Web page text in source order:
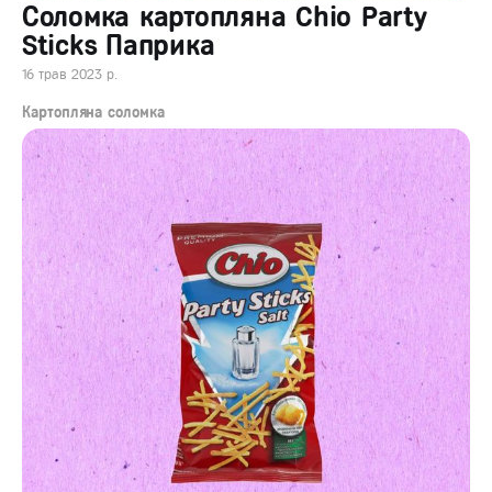
Соломка картопляна Chio Party
Sticks Паприка
16 трав 2023 р.
Картопляна соломка